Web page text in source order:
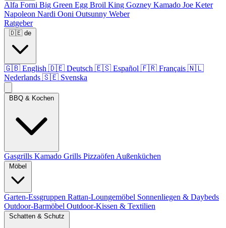
Alfa Forni Big Green Egg Broil King Gozney Kamado Joe Keter
Napoleon Nardi Ooni Outsunny Weber
Ratgeber
🇩🇪 de
🇬🇧 English 🇩🇪 Deutsch 🇪🇸 Español 🇫🇷 Français 🇳🇱
Nederlands 🇸🇪 Svenska
Gasgrills Kamado Grills Pizzaöfen Außenküchen
Garten-Essgruppen Rattan-Loungemöbel Sonnenliegen & Daybeds
Outdoor-Barmöbel Outdoor-Kissen & Textilien